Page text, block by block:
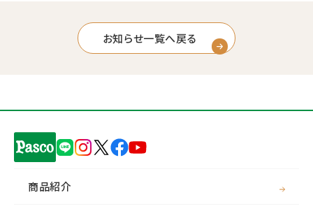
お知らせ一覧へ戻る
商品紹介